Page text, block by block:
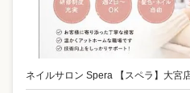
ネイルサロン Spera 【スペラ】大宮